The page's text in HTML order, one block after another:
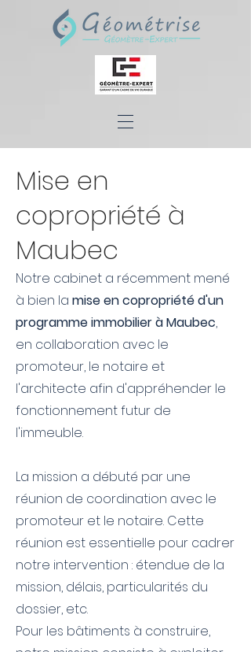
Mise en
copropriété à
Maubec
Notre cabinet a récemment mené
à bien la mise en copropriété d'un
programme immobilier à Maubec,
en collaboration avec le
promoteur, le notaire et
l'architecte afin d'appréhender le
fonctionnement futur de
l'immeuble.
La mission a débuté par une
réunion de coordination avec le
promoteur et le notaire. Cette
réunion est essentielle pour cadrer
notre intervention : étendue de la
mission, délais, particularités du
dossier, etc.
Pour les bâtiments à construire,